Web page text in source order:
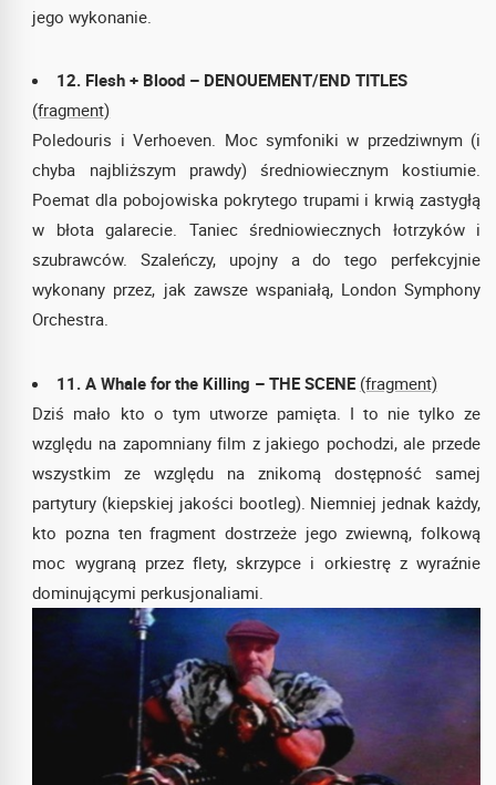
jego wykonanie.
12. Flesh + Blood – DENOUEMENT/END TITLES
(fragment)
Poledouris i Verhoeven. Moc symfoniki w przedziwnym (i
chyba najbliższym prawdy) średniowiecznym kostiumie.
Poemat dla pobojowiska pokrytego trupami i krwią zastygłą
w błota galarecie. Taniec średniowiecznych łotrzyków i
szubrawców. Szaleńczy, upojny a do tego perfekcyjnie
wykonany przez, jak zawsze wspaniałą, London Symphony
Orchestra.
11. A Whale for the Killing – THE SCENE (fragment)
Dziś mało kto o tym utworze pamięta. I to nie tylko ze
względu na zapomniany film z jakiego pochodzi, ale przede
wszystkim ze względu na znikomą dostępność samej
partytury (kiepskiej jakości bootleg). Niemniej jednak każdy,
kto pozna ten fragment dostrzeże jego zwiewną, folkową
moc wygraną przez flety, skrzypce i orkiestrę z wyraźnie
dominującymi perkusjonaliami.